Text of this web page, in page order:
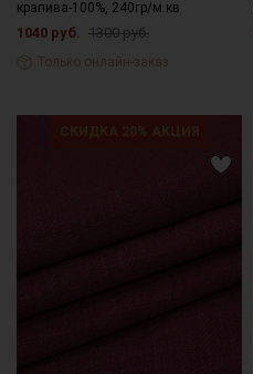
крапива-100%, 240гр/м.кв
1040 руб. 1300 руб.
Только онлайн-заказ